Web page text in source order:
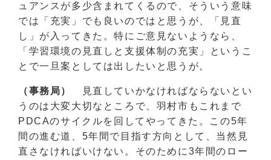
ュアンスが多少含まれてくるので、そういう意味
では「充実」でも良いのではと思うが、「見直
し」が入ってきた。特にご意見ないようなら、
「学習環境の見直しと支援体制の充実」というこ
とで一旦案としては出したいと思うが。
（事務局）
見直していかなければならないとい
うのは大変大切なところで、羽村市もこれまで
PDCAのサイクルを回してやってきた。この5年
間の進む道、5年間で目指す方向として、当然見
直さなければいけない。そのために3年間のロー